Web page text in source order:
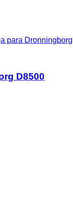
para Dronningborg
D8500